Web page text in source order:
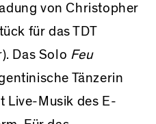
von Christopher
für das TDT
Das Solo Feu
Tänzerin
Live-Musik des E-